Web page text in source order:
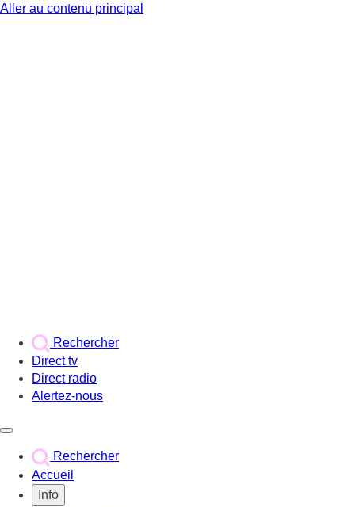
Aller au contenu principal
Rechercher
Direct tv
Direct radio
Alertez-nous
Rechercher
Accueil
Info